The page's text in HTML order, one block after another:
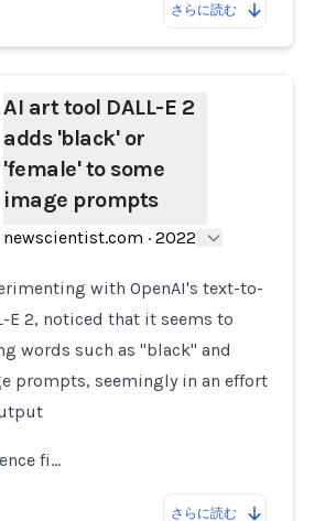
さらに読む
AI art tool DALL-E 2
adds 'black' or
'female' to some
image prompts
newscientist.com · 2022
with OpenAI's text-to-
E 2, noticed that it seems to
words such as "black" and
prompts, seemingly in an effort
fi…
さらに読む